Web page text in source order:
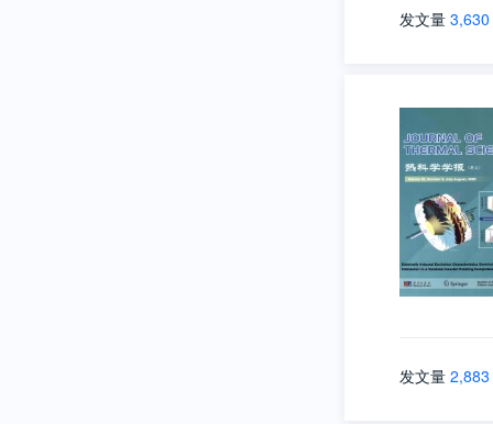
发文量 3,630
发文量 2,883